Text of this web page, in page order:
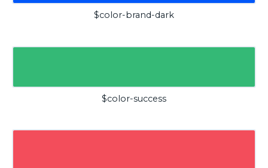
$color-brand-dark
$color-success